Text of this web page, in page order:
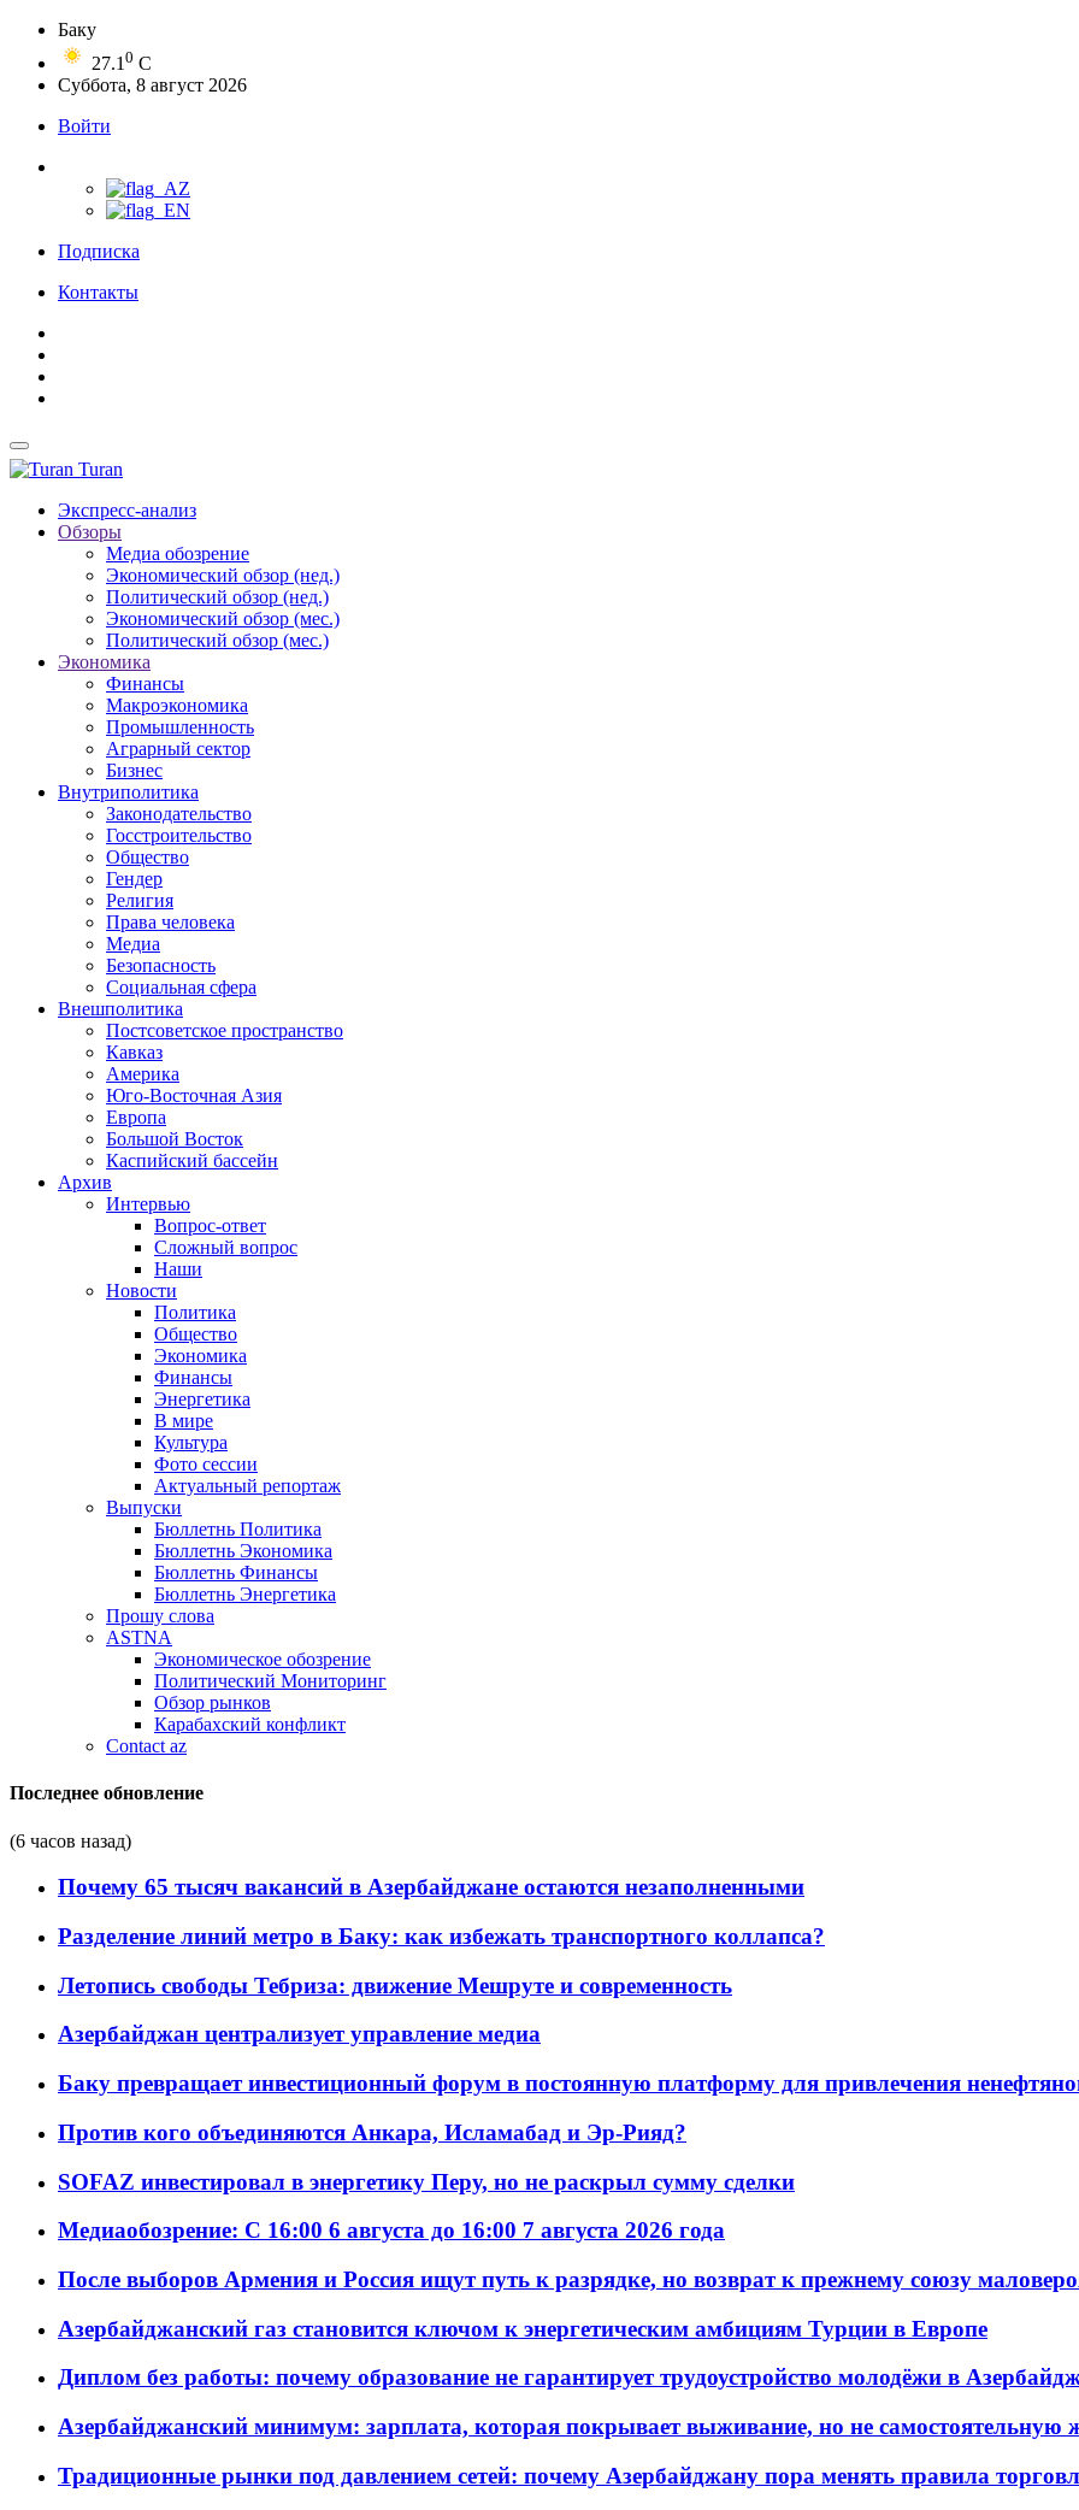
Баку
27.1 0 C
Суббота, 8 август 2026
Войти
Подписка
Контакты
Turan
Экспресс-анализ
Обзоры
Медиа обозрение
Экономический обзор (нед.)
Политический обзор (нед.)
Экономический обзор (мес.)
Политический обзор (мес.)
Экономика
Финансы
Макроэкономика
Промышленность
Аграрный сектор
Бизнес
Внутриполитика
Законодательство
Госстроительство
Общество
Гендер
Религия
Права человека
Медиа
Безопасность
Социальная сфера
Внешполитика
Постсоветское пространство
Кавказ
Америка
Юго-Восточная Азия
Европа
Большой Восток
Каспийский бассейн
Архив
Интервью
Вопрос-ответ
Сложный вопрос
Наши
Новости
Политика
Общество
Экономика
Финансы
Энергетика
В мире
Культура
Фото сессии
Актуальный репортаж
Выпуски
Бюллетнь Политика
Бюллетнь Экономика
Бюллетнь Финансы
Бюллетнь Энергетика
Прошу слова
ASTNA
Экономическое обозрение
Политический Мониторинг
Обзор рынков
Карабахский конфликт
Contact az
Последнее обновление
(6 часов назад)
Почему 65 тысяч вакансий в Азербайджане остаются незаполненными
Разделение линий метро в Баку: как избежать транспортного коллапса?
Летопись свободы Тебриза: движение Мешруте и современность
Азербайджан централизует управление медиа
Баку превращает инвестиционный форум в постоянную платформу для привлечения
Против кого объединяются Анкара, Исламабад и Эр-Рияд?
SOFAZ инвестировал в энергетику Перу, но не раскрыл сумму сделки
Медиаобозрение: С 16:00 6 августа до 16:00 7 августа 2026 года
После выборов Армения и Россия ищут путь к разрядке, но возврат к прежнему союзу
Азербайджанский газ становится ключом к энергетическим амбициям Турции в Европе
Диплом без работы: почему образование не гарантирует трудоустройство молодёжи в
Азербайджанский минимум: зарплата, которая покрывает выживание, но не самостоятельную
Традиционные рынки под давлением сетей: почему Азербайджану пора менять правила